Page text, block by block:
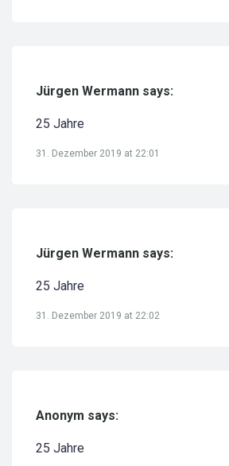
Jürgen Wermann says:
25 Jahre
31. Dezember 2019 at 22:01
Jürgen Wermann says:
25 Jahre
31. Dezember 2019 at 22:02
Anonym says:
25 Jahre